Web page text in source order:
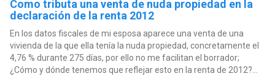
Como tributa una venta de nuda propiedad en la
declaración de la renta 2012
En los datos fiscales de mi esposa aparece una venta de una
vivienda de la que ella tenía la nuda propiedad, concretamente el
4,76 % durante 275 días, por ello no me facilitan el borrador;
¿Cómo y dónde tenemos que reflejar esto en la renta de 2012?...